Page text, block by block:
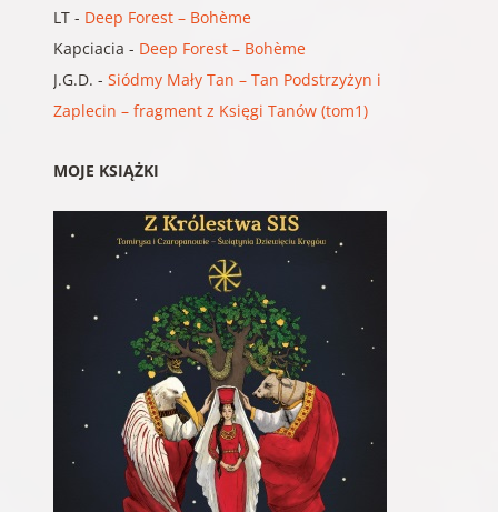
LT- Deep Forest – Bohème
Kapciacia - Deep Forest – Bohème
J.G.D. - Siódmy Mały Tan – Tan Podstrzyżyn i
Zaplecin – fragment z Księgi Tanów (tom1)
MOJE KSIĄŻKI